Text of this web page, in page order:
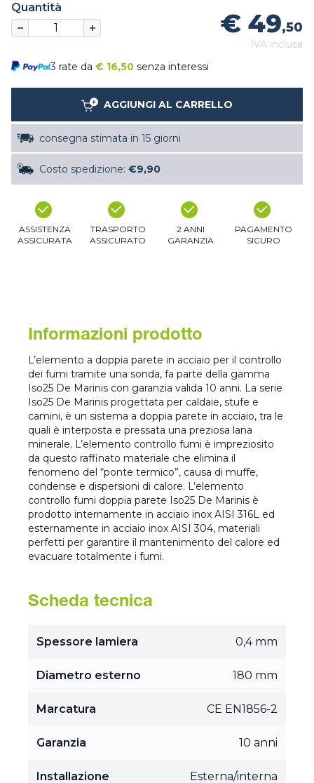
Quantità
€ 49,50
IVA inclusa
3 rate da € 16,50 senza interessi
AGGIUNGI AL CARRELLO
consegna stimata in 15 giorni
Costo spedizione: €9,90
ASSISTENZA
ASSICURATA
TRASPORTO
ASSICURATO
2 ANNI
GARANZIA
PAGAMENTO
SICURO
Informazioni prodotto
L’elemento a doppia parete in acciaio per il controllo
dei fumi tramite una sonda, fa parte della gamma
Iso25 De Marinis con garanzia valida 10 anni. La serie
Iso25 De Marinis progettata per caldaie, stufe e
camini, è un sistema a doppia parete in acciaio, tra le
quali è interposta e pressata una preziosa lana
minerale. L’elemento controllo fumi è impreziosito
da questo raffinato materiale che elimina il
fenomeno del “ponte termico”, causa di muffe,
condense e dispersioni di calore. L’elemento
controllo fumi doppia parete Iso25 De Marinis è
prodotto internamente in acciaio inox AISI 316L ed
esternamente in acciaio inox AISI 304, materiali
perfetti per garantire il mantenimento del calore ed
evacuare totalmente i fumi.
Scheda tecnica
Spessore lamiera 0,4 mm
Diametro esterno 180 mm
Marcatura CE EN1856-2
Garanzia 10 anni
Installazione Esterna/interna